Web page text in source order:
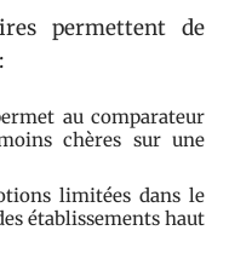
permettent de
au comparateur
chères sur une
limitées dans le
établissements haut